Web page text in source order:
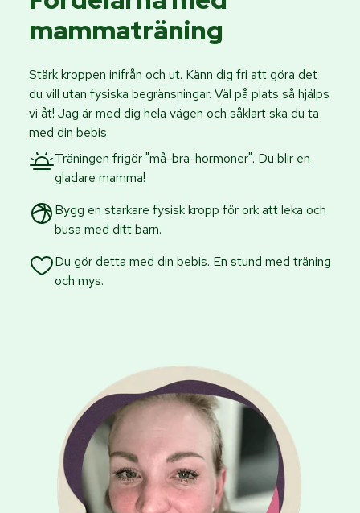
mammaträning
Stärk kroppen inifrån och ut. Känn dig fri att göra det
du vill utan fysiska begränsningar. Väl på plats så hjälps
vi åt! Jag är med dig hela vägen och såklart ska du ta
med din bebis.
Träningen frigör "må-bra-hormoner". Du blir en
gladare mamma!
Bygg en starkare fysisk kropp för ork att leka och
busa med ditt barn.
Du gör detta med din bebis. En stund med träning
och mys.